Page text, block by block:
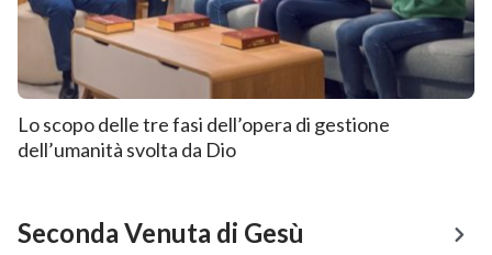
Lo scopo delle tre fasi dell’opera di gestione
dell’umanità svolta da Dio
Seconda Venuta di Gesù